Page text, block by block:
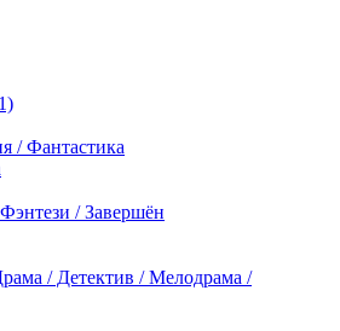
/ Фантастика
/ Завершён
/ Детектив / Мелодрама /